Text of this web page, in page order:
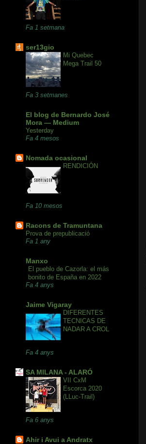
Fa 1 setmana
ser13gio
Mi Quebec
Mega Trail 50
Fa 3 setmanes
El blog de Bernardo José
Mora — Medium
Yesterday
Fa 4 mesos
Nomada ocasional
RENDICIÓN
Fa 10 mesos
Racons de Tramuntana
Prova de prepublicació
Fa 1 any
Manxo
El pueblo de Cazorla: el más
bonito de España en 2022
Fa 4 anys
Jaime Vigaray
DIFERENTES
TECNICAS DE
NADAR A CROL
Fa 4 anys
SA MILANA - ALARÓ
VII CxM
Escorca 2020
(LLuc-Trail)
Fa 6 anys
Ahir i Avui a Andratx